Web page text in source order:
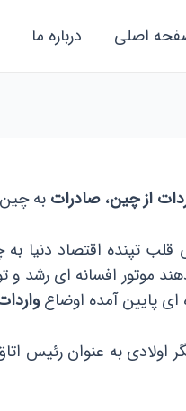
اصلی درباره ما
از چین،صادرات به چین
قلب تپنده اقتصاد دنیا
موتور افسانه ای رشد و
ای پایین آمده اوضاع
اولادی به عنوان رئیس